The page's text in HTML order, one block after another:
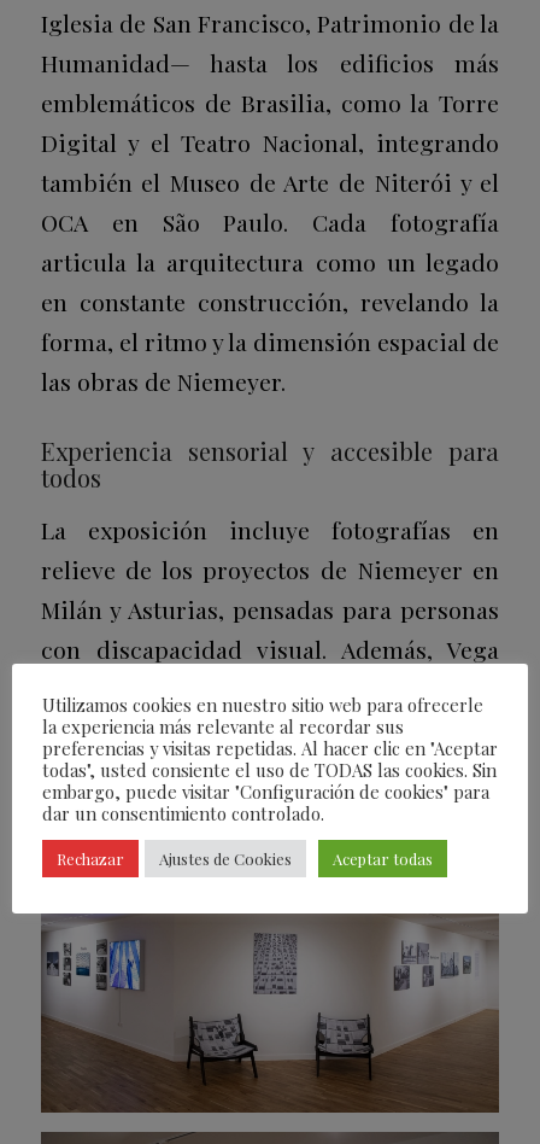
Iglesia de San Francisco, Patrimonio de la
Humanidad— hasta los edificios más
emblemáticos de Brasilia, como la Torre
Digital y el Teatro Nacional, integrando
también el Museo de Arte de Niterói y el
OCA en São Paulo. Cada fotografía
articula la arquitectura como un legado
en constante construcción, revelando la
forma, el ritmo y la dimensión espacial de
las obras de Niemeyer.
Experiencia sensorial y accesible para
todos
La exposición incluye fotografías en
relieve de los proyectos de Niemeyer en
Milán y Asturias, pensadas para personas
con discapacidad visual. Además, Vega
combina la fotografía con videoarte y
deconstrucciones de imagen, ofreciendo
un diálogo innovador entre arquitectura,
espacio y percepción sensorial.
Utilizamos cookies en nuestro sitio web para ofrecerle
la experiencia más relevante al recordar sus
preferencias y visitas repetidas. Al hacer clic en "Aceptar
todas", usted consiente el uso de TODAS las cookies. Sin
embargo, puede visitar "Configuración de cookies" para
dar un consentimiento controlado.
Rechazar Ajustes de Cookies Aceptar todas